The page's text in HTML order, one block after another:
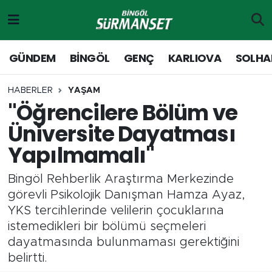
GÜNDEM BİNGÖL GENÇ KARLIOVA
HABERLER YAŞAM
''Öğrencilere Bölüm ve
Üniversite Dayatması
Yapılmamalı''
Bingöl Rehberlik Araştırma Merkezinde
görevli Psikolojik Danışman Hamza Ayaz,
YKS tercihlerinde velilerin çocuklarına
istemedikleri bir bölümü seçmeleri
dayatmasında bulunmaması gerektiğini
belirtti.
Genç
Solhan
Karlıova
Adaklı-Kiğı
Yayladere-Yedisu
MD Prestij Dergisi
Siyaset
Merkez Hava Durumu
Merkez Trafik Yoğunluk Haritası
Süper Lig Puan Durumu ve Fikstür
Tüm Manşetler
Son Dakika Haberleri
Haber Arşivi